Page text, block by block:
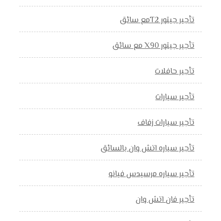
تأجير جيتور T2مع سائق
تأجير جيتور X90 مع سائق
تأجير حافلات
تأجير سيارات
تأجير سيارات زفاف
تأجير سياره اتش وان بالسائق
تأجير سياره مرسيدس فيانو
تأجير فان اتش وان